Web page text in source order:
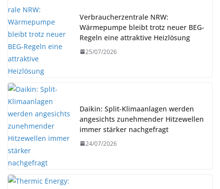
Verbraucherzentrale NRW:
Wärmepumpe bleibt trotz neuer BEG-
Regeln eine attraktive Heizlösung
25/07/2026
Daikin: Split-Klimaanlagen werden
angesichts zunehmender Hitzewellen
immer stärker nachgefragt
24/07/2026